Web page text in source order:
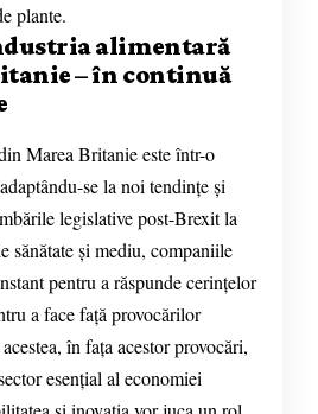
plante.
alimentară
– în continuă
Marea Britanie este într-o
se la noi tendințe și
legislative post-Brexit la
sănătate și mediu, companiile
pentru a răspunde cerințelor
a face față provocărilor
în fața acestor provocări,
esențial al economiei